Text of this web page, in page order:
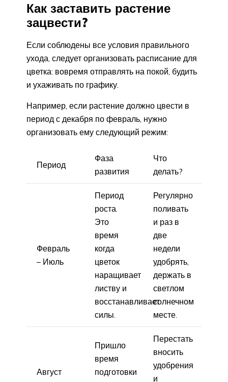
Как заставить растение
зацвести?
Если соблюдены все условия правильного
ухода, следует организовать расписание для
цветка: вовремя отправлять на покой, будить
и ухаживать по графику.
Например, если растение должно цвести в
период с декабря по февраль, нужно
организовать ему следующий режим:
Период
Фаза
развития
Что
делать?
Февраль
– Июль
Период
роста.
Это
время
когда
цветок
наращивает
листву и
восстанавливает
силы.
Регулярно
поливать
и раз в
две
недели
удобрять,
держать в
светлом
солнечном
месте.
Август
Пришло
время
подготовки
Перестать
вносить
удобрения
и